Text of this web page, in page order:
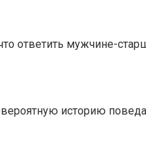
ответить мужчине-
историю